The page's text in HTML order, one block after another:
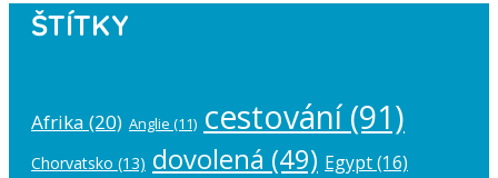
ŠTÍTKY
Afrika (20) Anglie (11) cestování(91)
Chorvatsko (13) dovolená (49) Egypt(16)